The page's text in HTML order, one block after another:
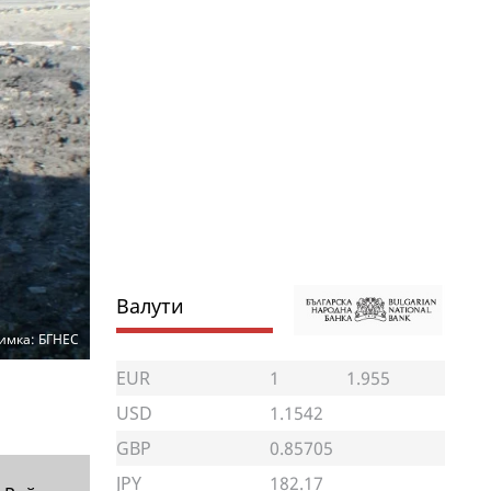
БГНЕС
Валути
EUR 1
1.955
USD
1.1542
GBP
0.85705
JPY
182.17